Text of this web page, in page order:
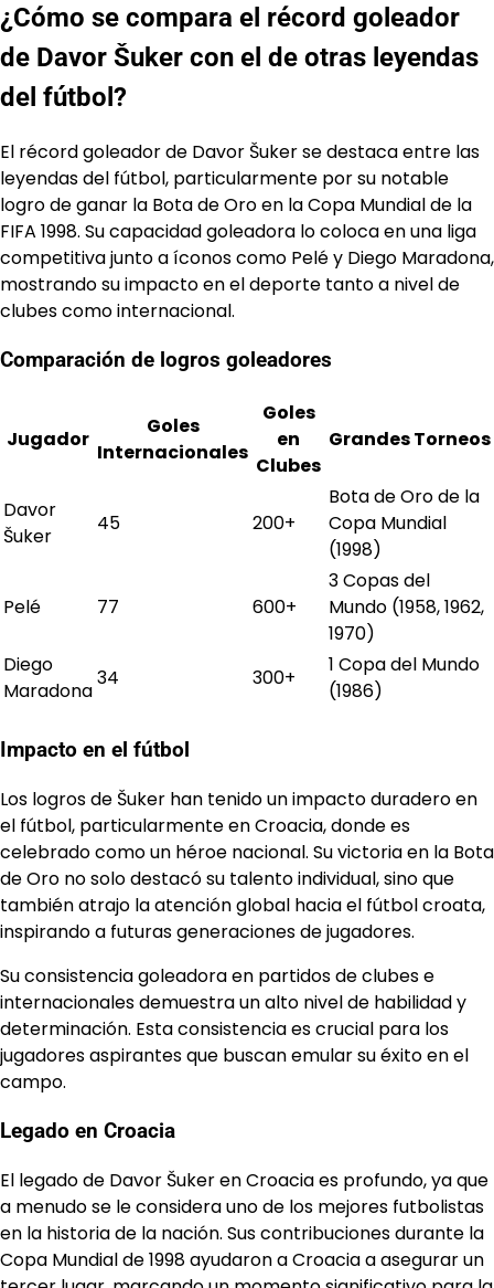
¿Cómo se compara el récord goleador
de Davor Šuker con el de otras leyendas
del fútbol?
El récord goleador de Davor Šuker se destaca entre las
leyendas del fútbol, particularmente por su notable
logro de ganar la Bota de Oro en la Copa Mundial de la
FIFA 1998. Su capacidad goleadora lo coloca en una liga
competitiva junto a íconos como Pelé y Diego Maradona,
mostrando su impacto en el deporte tanto a nivel de
clubes como internacional.
Comparación de logros goleadores
Jugador
Goles
Internacionales
Goles
en
Clubes
Grandes Torneos
Davor
Šuker
45 200+
Bota de Oro de la
Copa Mundial
(1998)
Pelé 77 600+
3 Copas del
Mundo (1958, 1962,
1970)
Diego
Maradona
34 300+
1 Copa del Mundo
(1986)
Impacto en el fútbol
Los logros de Šuker han tenido un impacto duradero en
el fútbol, particularmente en Croacia, donde es
celebrado como un héroe nacional. Su victoria en la Bota
de Oro no solo destacó su talento individual, sino que
también atrajo la atención global hacia el fútbol croata,
inspirando a futuras generaciones de jugadores.
Su consistencia goleadora en partidos de clubes e
internacionales demuestra un alto nivel de habilidad y
determinación. Esta consistencia es crucial para los
jugadores aspirantes que buscan emular su éxito en el
campo.
Legado en Croacia
El legado de Davor Šuker en Croacia es profundo, ya que
a menudo se le considera uno de los mejores futbolistas
en la historia de la nación. Sus contribuciones durante la
Copa Mundial de 1998 ayudaron a Croacia a asegurar un